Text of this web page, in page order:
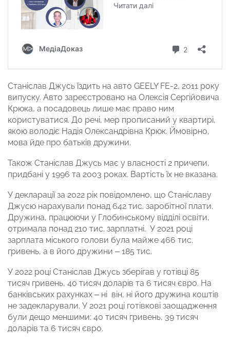
Станіслав Джусь їздить на авто GEELY FE-2, 2011 року
випуску. Авто зареєстровано на Олексія Сергійовича
Крюка, а посадовець лише має право ним
користуватися. До речі, мер прописаний у квартирі,
якою володіє Надія Олександрівна Крюк. Ймовірно,
мова йде про батьків дружини.
Також Станіслав Джусь має у власності 2 причепи,
придбані у 1996 та 2003 роках. Вартість їх не вказана.
У декларації за 2022 рік повідомлено, що Станіславу
Джусю нарахували понад 642 тис. заробітної плати.
Дружина, працюючи у Глобинському відділі освіти,
отримала понад 210 тис. зарплатні. У 2021 році
зарплата міського голови була майже 466 тис.
гривень, а в його дружини – 185 тис.
У 2022 році Станіслав Джусь зберігав у готівці 85
тисяч гривень, 40 тисяч доларів та 6 тисяч євро. На
банківських рахунках – ні він, ні його дружина коштів
не задекларували. У 2021 році готівкові заощадження
були дещо меншими: 40 тисяч гривень, 39 тисяч
доларів та 6 тисяч євро.